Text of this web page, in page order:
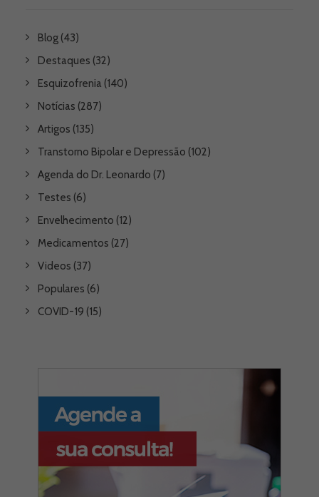
Blog (43)
Destaques (32)
Esquizofrenia (140)
Notícias (287)
Artigos (135)
Transtorno Bipolar e Depressão (102)
Agenda do Dr. Leonardo (7)
Testes (6)
Envelhecimento (12)
Medicamentos (27)
Videos (37)
Populares (6)
COVID-19 (15)